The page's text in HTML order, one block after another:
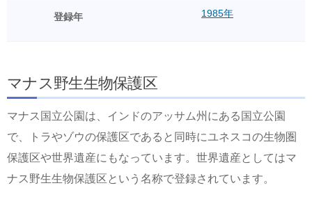
登録年 1985年
マナス野生生物保護区
マナス国立公園は、インドのアッサム州にある国立公園
で、トラやゾウの保護区であると同時にユネスコの生物圏
保護区や世界遺産にもなっています。世界遺産としてはマ
ナス野生生物保護区という名称で登録されています。